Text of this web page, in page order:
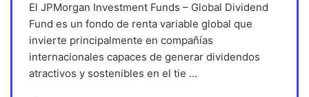
El JPMorgan Investment Funds – Global Dividend
Fund es un fondo de renta variable global que
invierte principalmente en compañías
internacionales capaces de generar dividendos
atractivos y sostenibles en el tie ...